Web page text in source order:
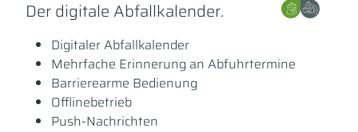
Der digitale Abfallkalender.
Digitaler Abfallkalender
Mehrfache Erinnerung an Abfuhrtermine
Barrierearme Bedienung
Offlinebetrieb
Push-Nachrichten